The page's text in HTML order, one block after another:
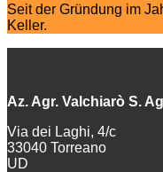
Seit der Gründung im
Keller.
Az. Agr. Valchiarò S.
Via dei Laghi, 4/c
33040 Torreano
UD